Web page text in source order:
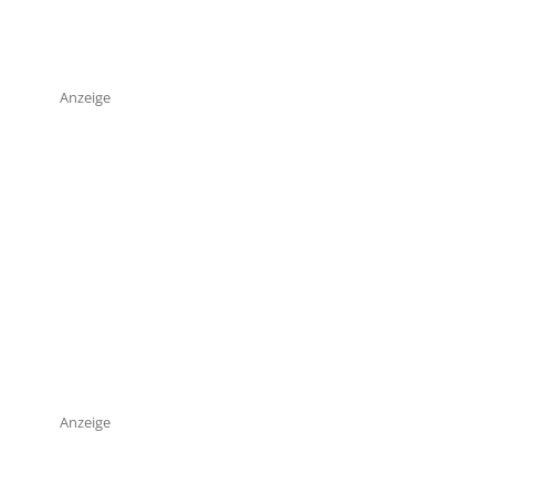
Anzeige
Anzeige